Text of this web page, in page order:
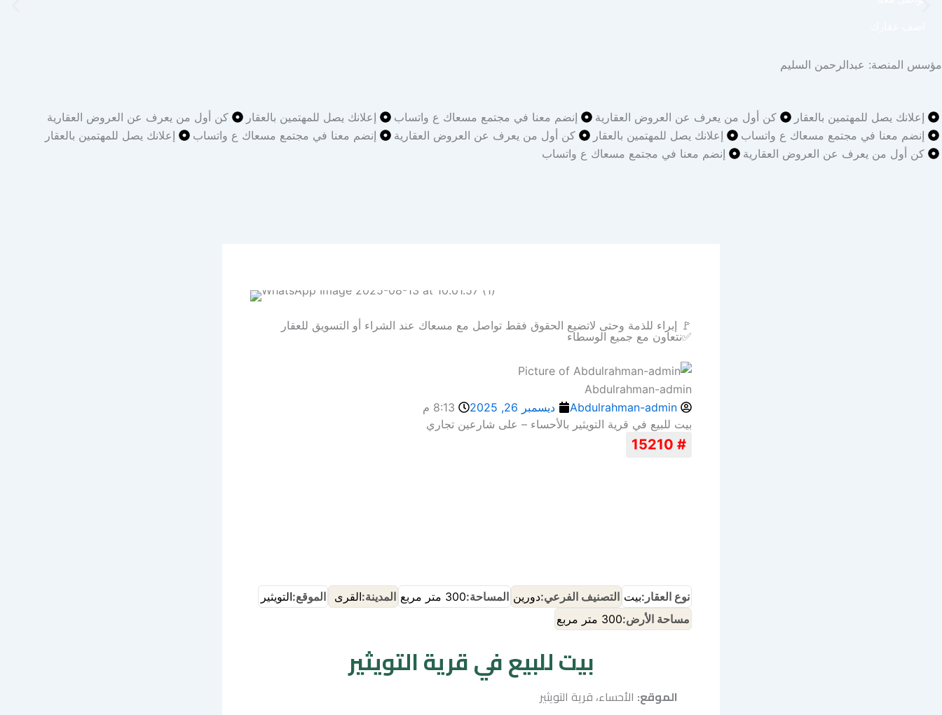
مؤسس المنصة: عبدالرحمن السليم
إعلانك يصل للمهتمين بالعقار كن أول من يعرف عن العروض العقارية إنضم معنا في مجتمع مسعاك ع واتساب إعلانك يصل للمهتمين بالعقار
كن أول من يعرف عن العروض العقارية
إنضم معنا في مجتمع مسعاك ع واتساب
إعلانك يصل للمهتمين بالعقار كن أول من يعرف عن العروض العقارية إنضم معنا في مجتمع مسعاك ع واتساب
إعلانك يصل للمهتمين بالعقار
كن أول من يعرف عن العروض العقارية
إنضم معنا في مجتمع مسعاك ع واتساب
🚩 إبراء للذمة وحتى لاتضيع الحقوق فقط تواصل مع مسعاك عند الشراء أو التسويق للعقار
✅نتعاون مع جميع الوسطاء
Abdulrahman-admin
Abdulrahman-admin
ديسمبر 26, 2025
8:13 م
بيت للبيع في قرية التويثير بالأحساء – على شارعين تجاري
# 15210
نوع العقار:بيت التصنيف الفرعي:دورين المساحة:300 متر مربع المدينة:القرى الموقع:التويثير
مساحة الأرض:300 متر مربع
بيت للبيع في قرية التويثير
الموقع: الأحساء، قرية التويثير